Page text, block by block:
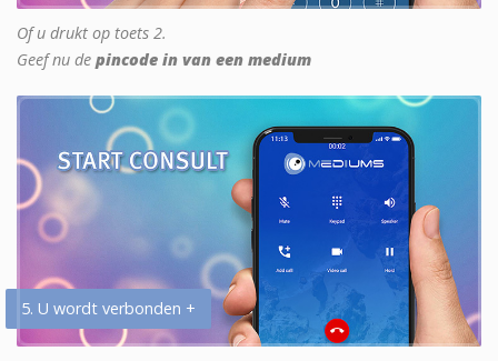
Of u drukt op toets 2.
Geef nu de pincode in van een medium
5. U wordt verbonden +